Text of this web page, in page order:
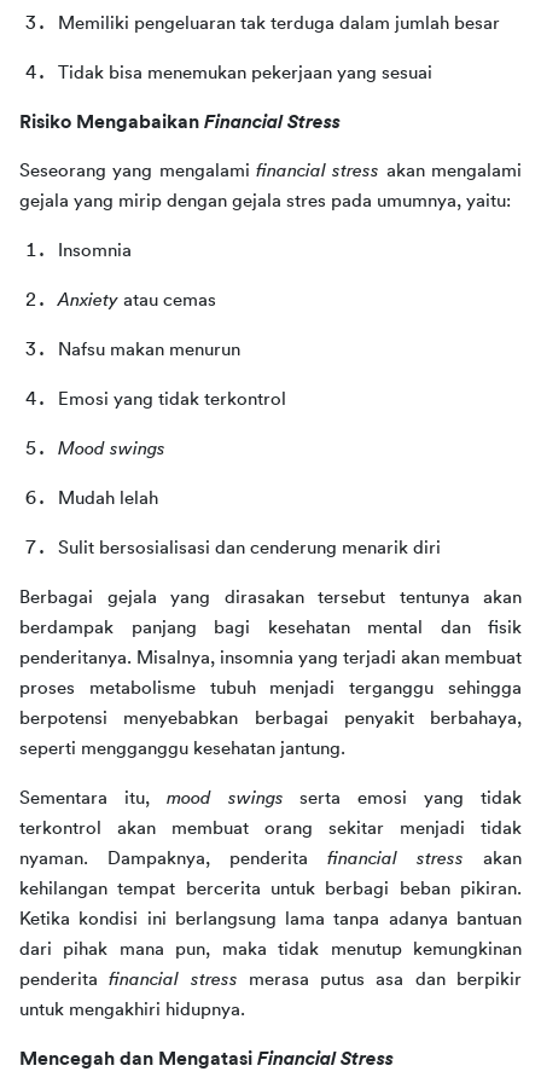
Memiliki pengeluaran tak terduga dalam jumlah besar
Tidak bisa menemukan pekerjaan yang sesuai
Risiko Mengabaikan Financial Stress
Seseorang yang mengalami financial stress akan mengalami
gejala yang mirip dengan gejala stres pada umumnya, yaitu:
Insomnia
Anxiety atau cemas
Nafsu makan menurun
Emosi yang tidak terkontrol
Mood swings
Mudah lelah
Sulit bersosialisasi dan cenderung menarik diri
Berbagai gejala yang dirasakan tersebut tentunya akan
berdampak panjang bagi kesehatan mental dan fisik
penderitanya. Misalnya, insomnia yang terjadi akan membuat
proses metabolisme tubuh menjadi terganggu sehingga
berpotensi menyebabkan berbagai penyakit berbahaya,
seperti mengganggu kesehatan jantung.
Sementara itu, mood swings serta emosi yang tidak
terkontrol akan membuat orang sekitar menjadi tidak
nyaman. Dampaknya, penderita financial stress akan
kehilangan tempat bercerita untuk berbagi beban pikiran.
Ketika kondisi ini berlangsung lama tanpa adanya bantuan
dari pihak mana pun, maka tidak menutup kemungkinan
penderita financial stress merasa putus asa dan berpikir
untuk mengakhiri hidupnya.
Mencegah dan Mengatasi Financial Stress